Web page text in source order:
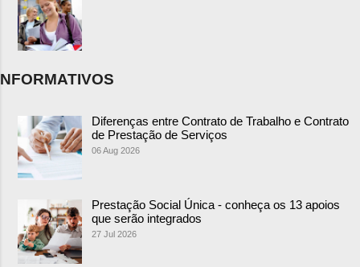
NFORMATIVOS
Diferenças entre Contrato de Trabalho e Contrato
de Prestação de Serviços
06 Aug 2026
Prestação Social Única - conheça os 13 apoios
que serão integrados
27 Jul 2026